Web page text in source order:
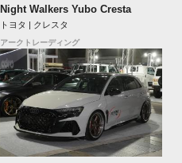
Night Walkers Yubo Cresta
トヨタ | クレスタ
アークトレーディング